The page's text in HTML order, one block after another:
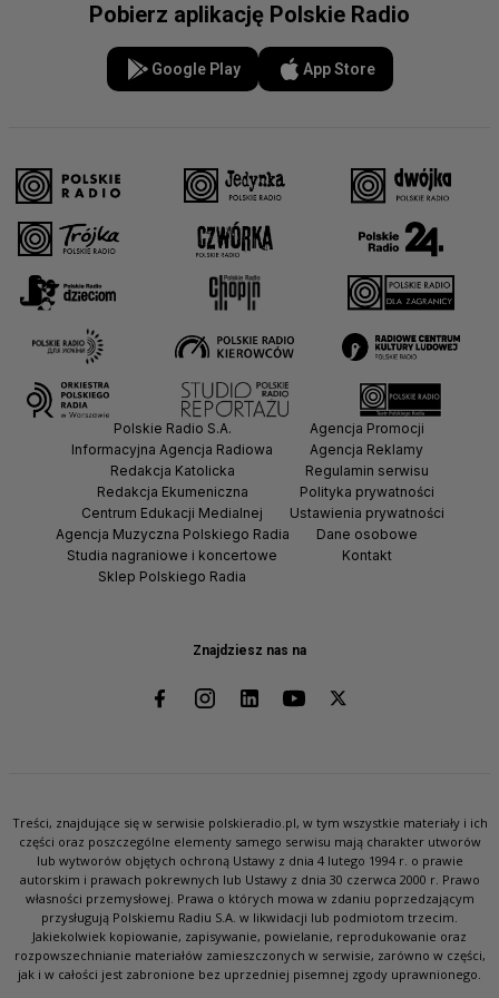
Pobierz aplikację Polskie Radio
Google Play App Store
Znajdziesz nas na
Polskie Radio S.A.
Informacyjna Agencja Radiowa
Redakcja Katolicka
Redakcja Ekumeniczna
Centrum Edukacji Medialnej
Agencja Muzyczna Polskiego Radia
Studia nagraniowe i koncertowe
Sklep Polskiego Radia
Agencja Promocji
Agencja Reklamy
Regulamin serwisu
Polityka prywatności
Ustawienia prywatności
Dane osobowe
Kontakt
Treści, znajdujące się w serwisie polskieradio.pl, w tym wszystkie materiały i ich
części oraz poszczególne elementy samego serwisu mają charakter utworów
lub wytworów objętych ochroną Ustawy z dnia 4 lutego 1994 r. o prawie
autorskim i prawach pokrewnych lub Ustawy z dnia 30 czerwca 2000 r. Prawo
własności przemysłowej. Prawa o których mowa w zdaniu poprzedzającym
przysługują Polskiemu Radiu S.A. w likwidacji lub podmiotom trzecim.
Jakiekolwiek kopiowanie, zapisywanie, powielanie, reprodukowanie oraz
rozpowszechnianie materiałów zamieszczonych w serwisie, zarówno w części,
jak i w całości jest zabronione bez uprzedniej pisemnej zgody uprawnionego.